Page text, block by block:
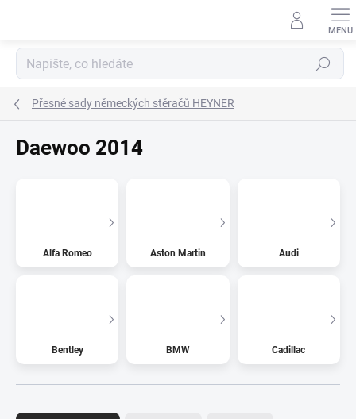
Hledat
Přesné sady německých stěračů HEYNER
Daewoo 2014
Alfa Romeo Aston Martin Audi
Bentley BMW Cadillac
Ř